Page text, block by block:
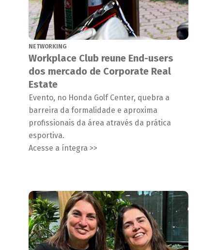
NETWORKING
Workplace Club reune End-users
dos mercado de Corporate Real
Estate
Evento, no Honda Golf Center, quebra a
barreira da formalidade e aproxima
profissionais da área através da prática
esportiva.
Acesse a íntegra >>